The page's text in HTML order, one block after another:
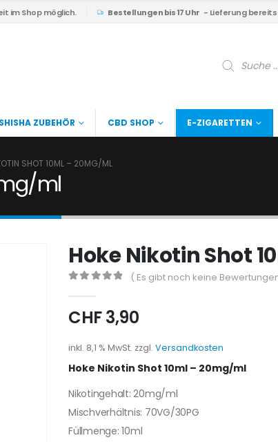
im Shop möglich. Bestellungen bis 17 Uhr - Lieferung
Products
search
SHISHA ZUBEHÖR CBD SHOP E-ZIGARETTEN
SHOT 10ML – 20MG/ML
ml
Hoke Nikotin Shot
( Es gibt noch keine
CHF3,90
inkl. 8,1 % MwSt. zzgl. Versandkosten
Hoke Nikotin Shot 10ml – 20mg/ml
Nikotingehalt: 20mg/ml
Mischverhältnis: 70VG/30PG
Füllmenge: 10ml